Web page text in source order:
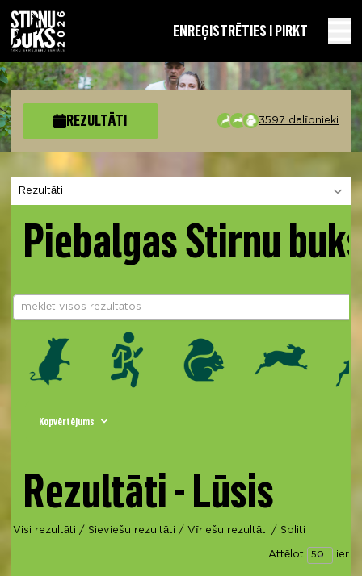
ENREĢISTRĒTIES I PIRKT
REZULTĀTI 3597 dalībnieki
Izvēlies sadaļu
Piebalgas Stirnu
Kopvērtējums
Rezultāti - Lūsis
Visi rezultāti / Sieviešu rezultāti / Vīriešu rezultāti / Spliti
Attēlot